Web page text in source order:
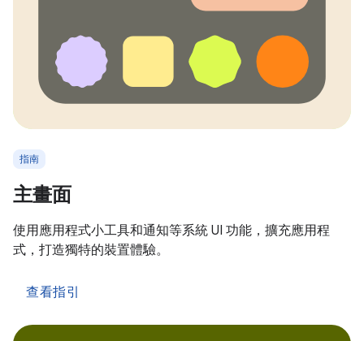
指南
主畫面
使用應用程式小工具和通知等系統 UI 功能，擴充應用程
式，打造獨特的裝置體驗。
查看指引